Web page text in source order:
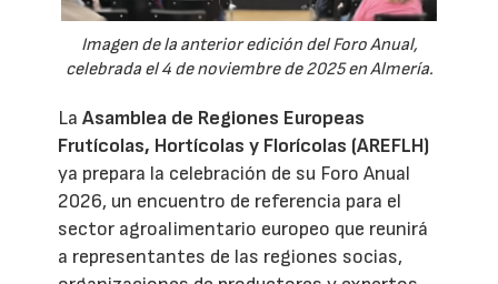
Imagen de la anterior edición del Foro Anual,
celebrada el 4 de noviembre de 2025 en Almería.
LaAsamblea de Regiones Europeas
Frutícolas, Hortícolas y Florícolas (AREFLH)
ya prepara la celebración de su Foro Anual
2026, un encuentro de referencia para el
sector agroalimentario europeo que reunirá
a representantes de las regiones socias,